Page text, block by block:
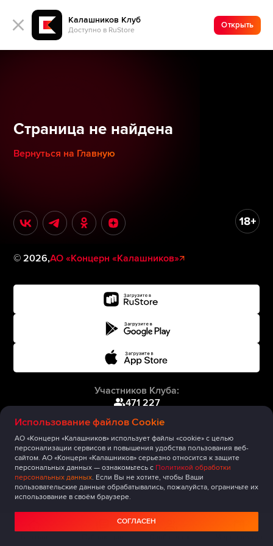
Калашников Клуб
Доступно в RuStore
Открыть
Использование файлов Cookie
АО «Концерн «Калашников» использует файлы «cookie» с целью
персонализации сервисов и повышения удобства пользования веб-
сайтом. АО «Концерн «Калашников» серьезно относится к защите
персональных данных — ознакомьтесь с Политикой обработки
персональных данных. Если Вы не хотите, чтобы Ваши
пользовательские данные обрабатывались, пожалуйста, ограничьте их
использование в своём браузере.
СОГЛАСЕН
Страница не найдена
Вернуться на Главную
©2026,АО «Концерн «Калашников»
Участников Клуба:
471 227